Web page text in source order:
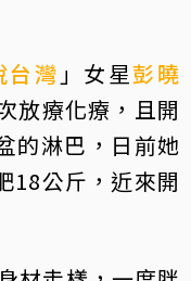
台灣 」女星彭曉
放療化療，且開
的淋巴，日前她
18公斤，近來開